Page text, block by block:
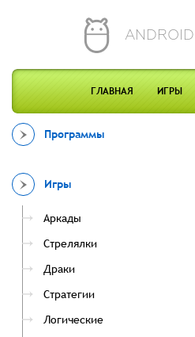
ANDROID
ГЛАВНАЯ ИГРЫ
Программы
Игры
Аркады
Стрелялки
Драки
Стратегии
Логические